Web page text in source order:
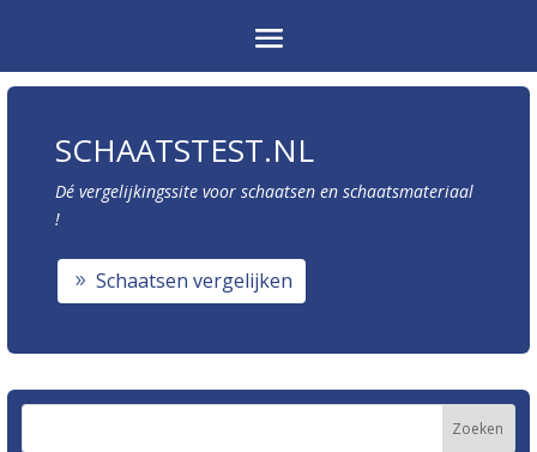
SCHAATSTEST.NL
Dé vergelijkingssite voor schaatsen en schaatsmateriaal
!
Schaatsen vergelijken